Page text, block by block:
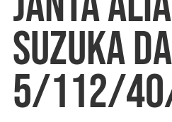
Suzuka
5/112/